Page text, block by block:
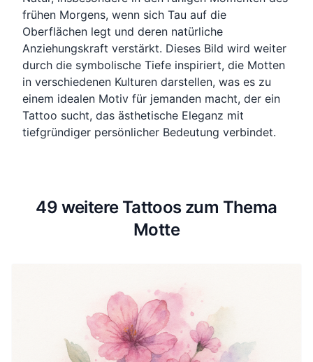
frühen Morgens, wenn sich Tau auf die
Oberflächen legt und deren natürliche
Anziehungskraft verstärkt. Dieses Bild wird weiter
durch die symbolische Tiefe inspiriert, die Motten
in verschiedenen Kulturen darstellen, was es zu
einem idealen Motiv für jemanden macht, der ein
Tattoo sucht, das ästhetische Eleganz mit
tiefgründiger persönlicher Bedeutung verbindet.
49 weitere Tattoos zum Thema
Motte